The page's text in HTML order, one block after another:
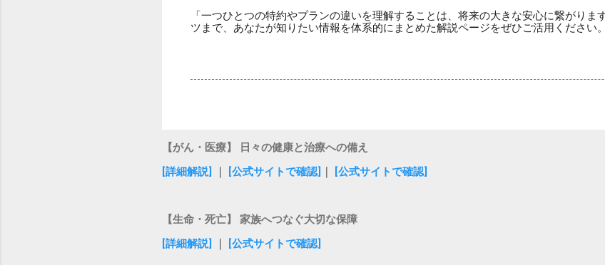
「一つひとつの特約やプランの違いを理解することは、将来の大きな安心に繋がりま
ツまで、あなたが知りたい情報を体系的にまとめた解説ページをぜひご活用ください。
【がん・医療】 日々の健康と治療への備え
[詳細解説]
[公式サイトで確認] [公式サイトで確認]
【生命・死亡】 家族へつなぐ大切な保障
[詳細解説]
[公式サイトで確認]